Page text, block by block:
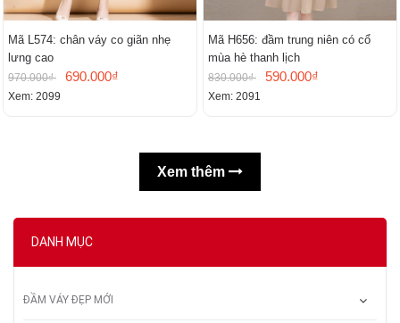
DANH MỤC
ĐẦM VÁY ĐẸP MỚI
Mã L574: chân váy co giãn nhẹ
lưng cao
970.000₫ 690.000₫
Xem: 2099
Mã H656: đầm trung niên có cổ
mùa hè thanh lịch
830.000₫ 590.000₫
Xem: 2091
Xem thêm